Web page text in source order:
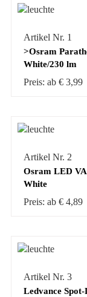
Artikel Nr. 1
>Osram
White/230 lm
Preis: ab € 3,99
Artikel Nr. 2
Osram LED
White
Preis: ab € 4,89
Artikel Nr. 3
Ledvance